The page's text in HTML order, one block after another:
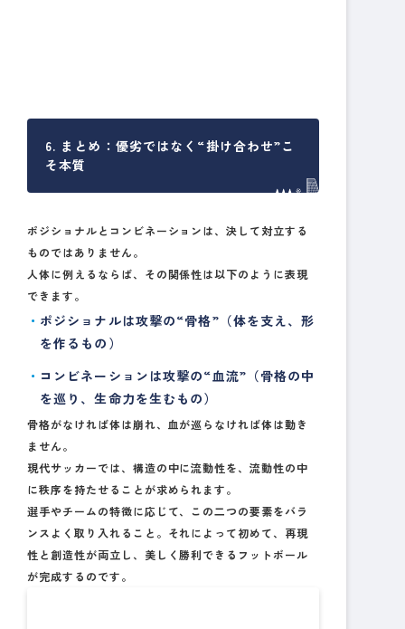
6. まとめ：優劣ではなく“掛け合わせ”こ
そ本質
ポジショナルとコンビネーションは、決して対立する
ものではありません。
人体に例えるならば、その関係性は以下のように表現
できます。
ポジショナルは攻撃の“骨格” （体を支え、形
を作るもの）
コンビネーションは攻撃の“血流” （骨格の中
を巡り、生命力を生むもの）
骨格がなければ体は崩れ、血が巡らなければ体は動き
ません。
現代サッカーでは、構造の中に流動性を、流動性の中
に秩序を持たせることが求められます。
選手やチームの特徴に応じて、この二つの要素をバラ
ンスよく取り入れること。それによって初めて、再現
性と創造性が両立し、美しく勝利できるフットボール
が完成するのです。